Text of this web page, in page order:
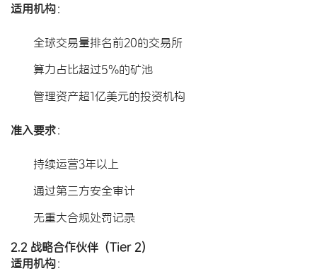
适用机构​：
全球交易量排名前20的交易所
算力占比超过5%的矿池
管理资产超1亿美元的投资机构
准入要求​：
持续运营3年以上
通过第三方安全审计
无重大合规处罚记录
2.2 战略合作伙伴（Tier 2）
适用机构​：